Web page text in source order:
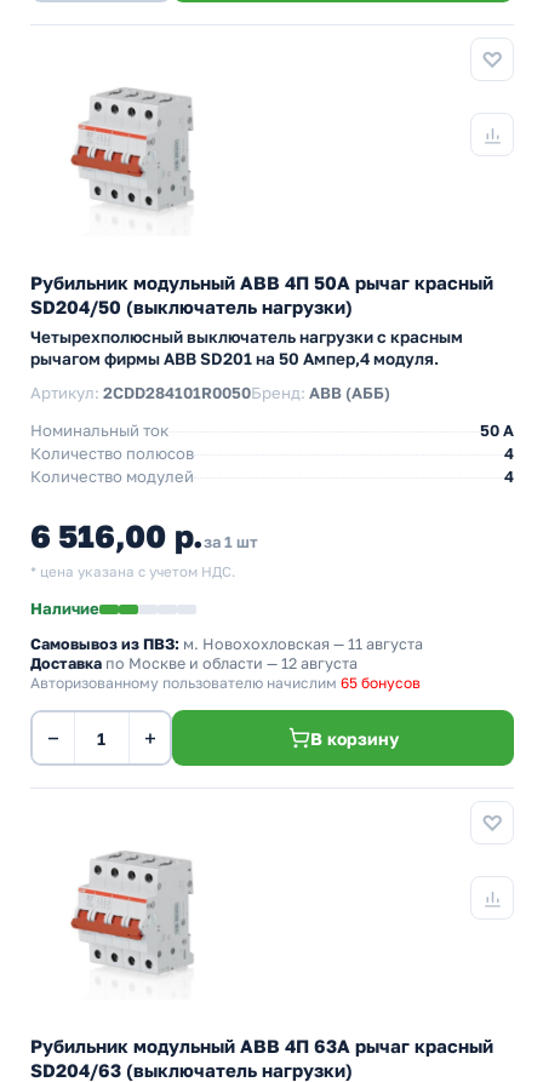
Рубильник модульный ABB 4П 50А рычаг красный
SD204/50 (выключатель нагрузки)
Четырехполюсный выключатель нагрузки с красным
рычагом фирмы ABB SD201 на 50 Ампер,4 модуля.
Артикул: 2CDD284101R0050Бренд: ABB (АББ)
Номинальный ток
50 A
Количество полюсов
4
Количество модулей
4
6 516,00 р.за 1 шт
* цена указана с учетом НДС.
Наличие
Самовывоз из ПВЗ: м. Новохохловская — 11 августа
Доставка по Москве и области — 12 августа
Авторизованному пользователю начислим 65 бонусов
− + В корзину
Рубильник модульный ABB 4П 63А рычаг красный
SD204/63 (выключатель нагрузки)